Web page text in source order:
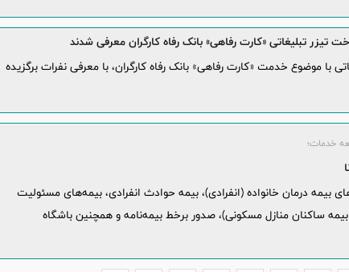
تیزر تبلیغاتی «کارت رفاهی» بانک رفاه کارگران معرفی شدند
با موضوع خدمت «کارت رفاهی» بانک رفاه کارگران، با معرفی نفرات برگزیده
خدمات؛
درمان خانواده (انفرادی)، بيمه حوادث انفرادی، بيمه‌های مسئوليت
ساکنان منازل مسکونی)، صدور برخط بيمه‌نامه و همچنين باشگاه